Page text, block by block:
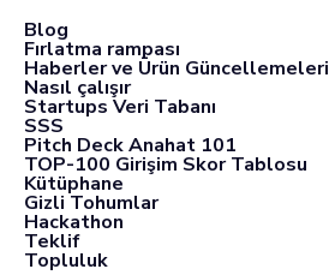
Blog
Fırlatma rampası
Haberler ve Ürün Güncellemeleri
Nasıl çalışır
Startups Veri Tabanı
SSS
Pitch Deck Anahat 101
TOP-100 Girişim Skor Tablosu
Kütüphane
Gizli Tohumlar
Hackathon
Teklif
Topluluk